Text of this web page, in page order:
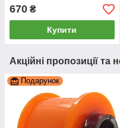
важеля Lexus Gs, PP-
2030c
670 ₴
Купити
Акційні пропозиції та
Подарунок